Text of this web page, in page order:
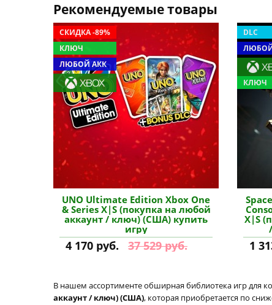
Рекомендуемые товары
СКИДКА -89%
КЛЮЧ
ЛЮБОЙ АКК
UNO Ultimate Edition Xbox One
& Series X|S (покупка на любой
аккаунт / ключ) (США) купить
игру
4 170 руб. 37 529 руб.
DLC
КЛЮЧ
X|S
1
В нашем ассортименте обширная библиотека игр для
аккаунт / ключ) (США), которая приобретается по